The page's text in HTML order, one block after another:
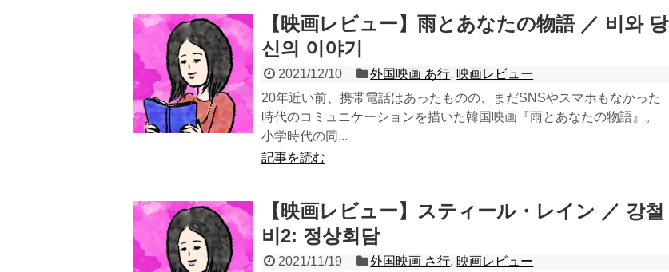
【映画レビュー】雨とあなたの物語 ／ 비와 당
신의 이야기
2021/12/10 外国映画 あ行, 映画レビュー
20年近い前、携帯電話はあったものの、まだSNSやスマホもなかった
時代のコミュニケーションを描いた韓国映画『雨とあなたの物語』。
小学時代の同...
記事を読む
【映画レビュー】スティール・レイン ／ 강철
비2: 정상회담
2021/11/19 外国映画 さ行, 映画レビュー